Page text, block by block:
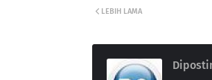
LEBIH LAMA